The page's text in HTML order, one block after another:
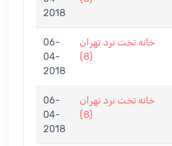
2018
06-
04-
2018
خانه تخت نرد تهران
(8)
06-
04-
2018
خانه تخت نرد تهران
(8)